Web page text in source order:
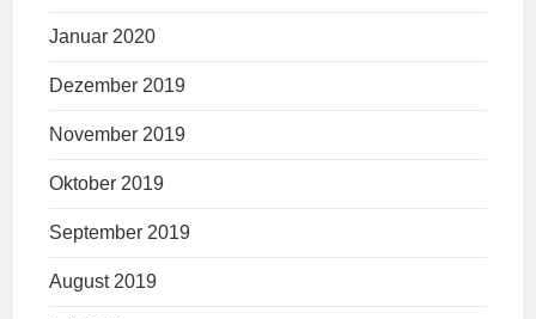
Januar 2020
Dezember 2019
November 2019
Oktober 2019
September 2019
August 2019